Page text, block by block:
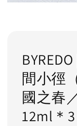
間小徑
國之春
12ml＊3